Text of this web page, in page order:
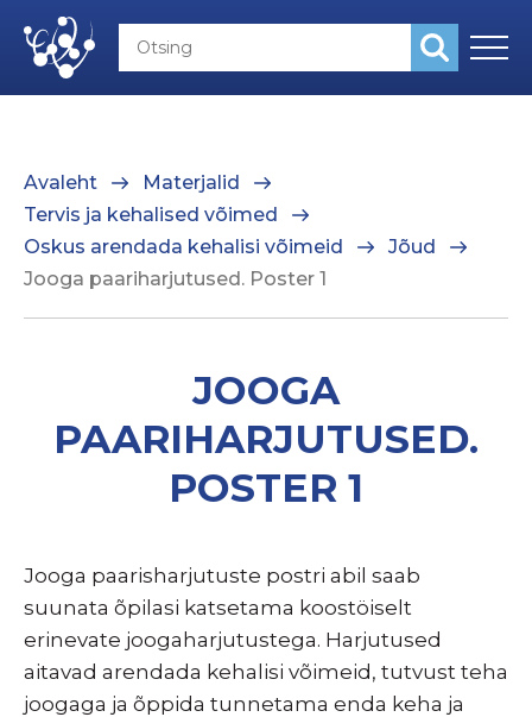
Avaleht
Materjalid
Tervis ja kehalised võimed
Oskus arendada kehalisi võimeid
Jõud
Jooga paariharjutused. Poster 1
JOOGA
PAARIHARJUTUSED.
POSTER 1
Jooga paarisharjutuste postri abil saab
suunata õpilasi katsetama koostöiselt
erinevate joogaharjutustega. Harjutused
aitavad arendada kehalisi võimeid, tutvust teha
joogaga ja õppida tunnetama enda keha ja